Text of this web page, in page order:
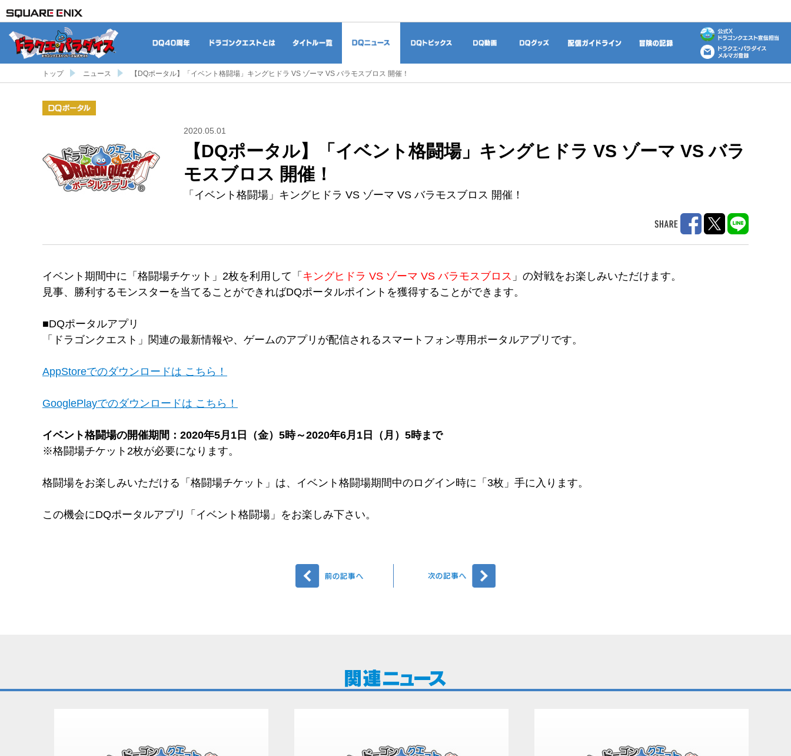
冒険の記録
トップ ニュース 【DQポータル】「イベント格闘場」キングヒドラ VS ゾーマ VS バラモスブロス 開催！
2020.05.01
【DQポータル】「イベント格闘場」キングヒドラ VS ゾーマ VS バラ
モスブロス 開催！
「イベント格闘場」キングヒドラ VS ゾーマ VS バラモスブロス 開催！
イベント期間中に「格闘場チケット」2枚を利用して「 キングヒドラ VS ゾーマ VS バラモスブロス 」の対戦をお楽しみいただけます。
見事、勝利するモンスターを当てることができればDQポータルポイントを獲得することができます。
■DQポータルアプリ
「ドラゴンクエスト」関連の最新情報や、ゲームのアプリが配信されるスマートフォン専用ポータルアプリです。
AppStoreでのダウンロードは こちら！
GooglePlayでのダウンロードは こちら！
イベント格闘場の開催期間：2020年5月1日（金）5時～2020年6月1日（月）5時まで
※格闘場チケット2枚が必要になります。
格闘場をお楽しみいただける「格闘場チケット」は、イベント格闘場期間中のログイン時に「3枚」手に入ります。
この機会にDQポータルアプリ「イベント格闘場」をお楽しみ下さい。